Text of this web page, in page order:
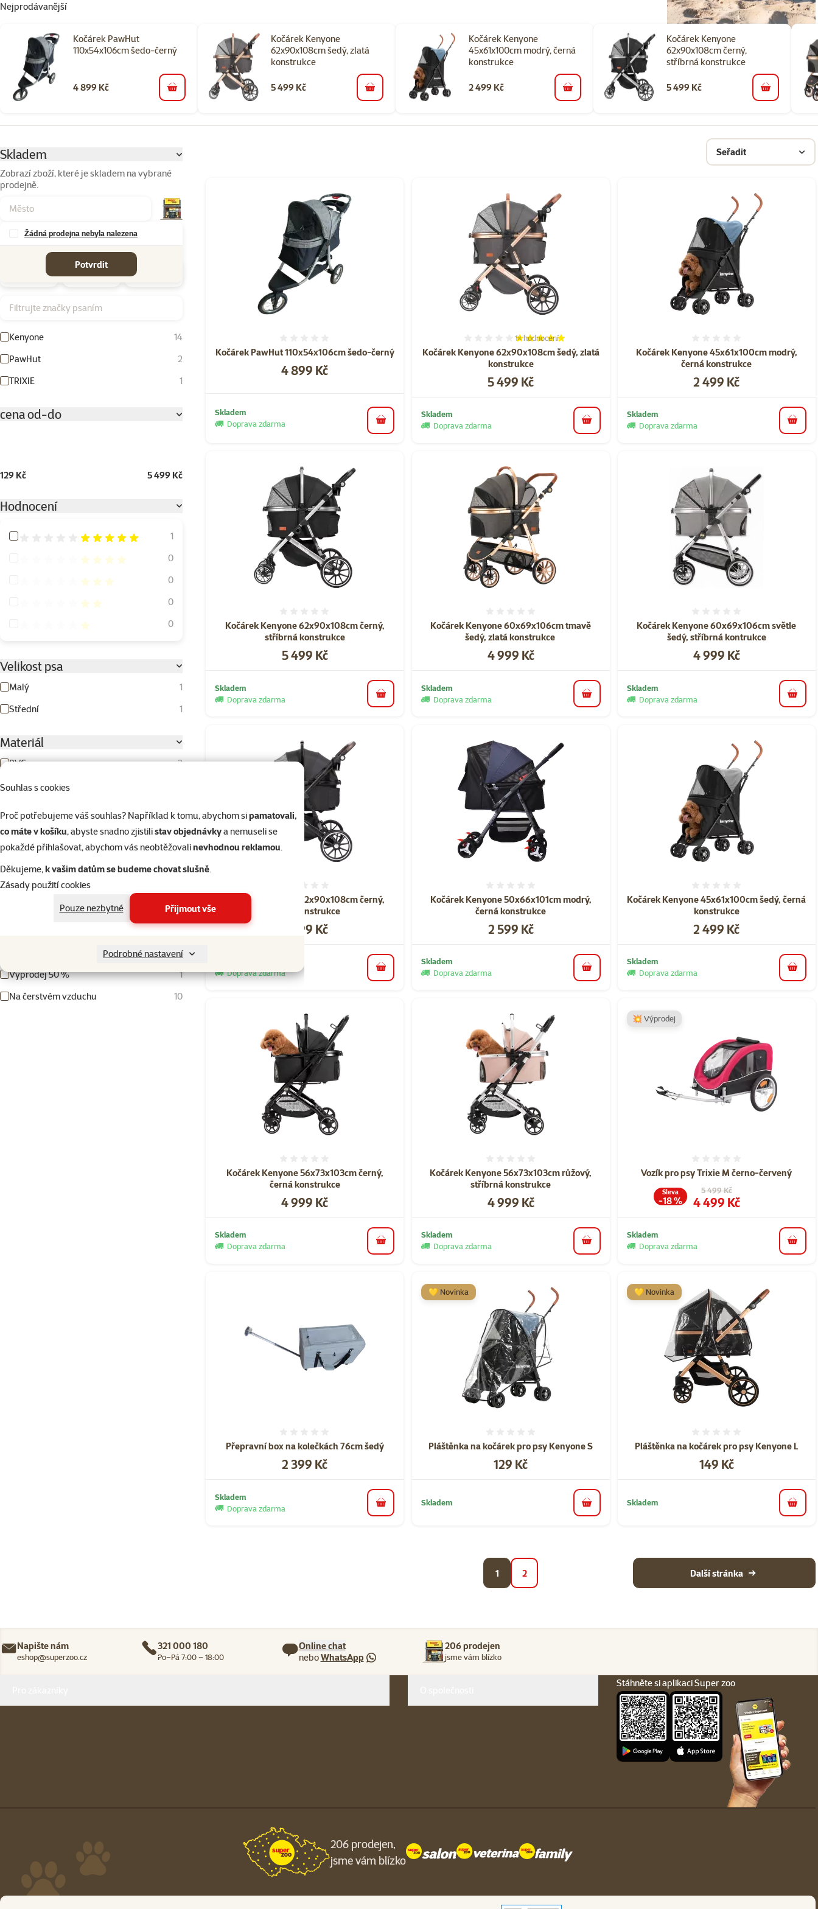
Souhlas s cookies
Proč potřebujeme váš souhlas? Například k tomu, abychom sipamatovali,
co máte v košíku, abyste snadno zjistilistav objednávkya nemuseli se
pokaždé přihlašovat, abychom vás neobtěžovalinevhodnou reklamou.
Děkujeme,k vašim datům se budeme chovat slušně.
Zásady použití cookies
Pouze nezbytné
Přijmout vše
Podrobné nastavení
Nejprodávanější
Kočárek PawHut
110x54x106cm šedo-černý
4 899 Kč do košíku
Kočárek Kenyone
62x90x108cm šedý, zlatá
konstrukce
5 499 Kč do košíku
Kočárek Kenyone
45x61x100cm modrý, černá
konstrukce​
2 499 Kč do košíku
Kočárek Kenyone
62x90x108cm černý,
stříbrná konstrukce
5 499 Kč do košíku
Skladem
Zobrazí zboží, které je skladem na vybrané
prodejně.
Žádná prodejna nebyla nalezena
Potvrdit
Filtrujte značky psaním
Kenyone
14
PawHut
2
TRIXIE
1
cena od-do
129 Kč 5 499 Kč
Hodnocení
Hodnocení 100%
1
Hodnocení 80%
0
Hodnocení 60%
0
Hodnocení 40%
0
Hodnocení 20%
0
Velikost psa
Malý
1
Střední
1
Materiál
PVC 2
Barva
ModráRůžováSvětle šedáTmavě modrá
Tmavě šedá
ČernáČerná/stříbrná
ČervenáŠedá
Nosnost
17
Výprodej 50 %
1
Na čerstvém vzduchu
10
Seřadit
Kočárek PawHut 110x54x106cm šedo-černý
Cena
4 899 Kč
Skladem
Doprava zdarma
do košíku
Kočárek Kenyone 62x90x108cm šedý, zlatá
konstrukce
Hodnocení 100%, počet hodnocení: 1
1×hodnocení
Cena
5 499 Kč
Skladem
Doprava zdarma
do košíku
Kočárek Kenyone 45x61x100cm modrý,
černá konstrukce​
Cena
2 499 Kč
Skladem
Doprava zdarma
do
Kočárek Kenyone 62x90x108cm černý,
stříbrná konstrukce
Cena
5 499 Kč
Skladem
Doprava zdarma
do košíku
Kočárek Kenyone 60x69x106cm tmavě
šedý, zlatá konstrukce ​
Cena
4 999 Kč
Skladem
Doprava zdarma
do košíku
Kočárek Kenyone 60x69x106cm světle
šedý, stříbrná kontrukce
Cena
4 999 Kč
Skladem
Doprava zdarma
do
Kočárek Kenyone 62x90x108cm černý,
černá konstrukce
Cena
5 499 Kč
Doprava zdarma
do košíku
Kočárek Kenyone 50x66x101cm modrý,
černá konstrukce​
Cena
2 599 Kč
Skladem
Doprava zdarma
do košíku
Kočárek Kenyone 45x61x100cm šedý, černá
konstrukce​
Cena
2 499 Kč
Skladem
Doprava zdarma
do
Kočárek Kenyone 56x73x103cm černý,
černá konstrukce​
Cena
4 999 Kč
Skladem
Doprava zdarma
do košíku
Kočárek Kenyone 56x73x103cm růžový,
stříbrná konstrukce
Cena
4 999 Kč
Skladem
Doprava zdarma
do košíku
Vozík pro psy Trixie M černo-červený
Původní cena
5 499 Kč
Cena
4 499 Kč
Sleva
-18 %
💥 Výprodej
Skladem
Doprava zdarma
do
Přepravní box na kolečkách 76cm šedý
Cena
2 399 Kč
Skladem
Doprava zdarma
do košíku
Pláštěnka na kočárek pro psy Kenyone S
Cena
129 Kč
💛 Novinka
Skladem do košíku
Pláštěnka na kočárek pro psy Kenyone L
Cena
149 Kč
💛 Novinka
Skladem do
1 2 Další stránka
Napište nám
eshop@superzoo.cz
321 000 180
Po–Pá 7:00 – 18:00
Online chat
neboWhatsApp
206 prodejen
jsme vám blízko
Stáhněte si aplikaci Super zoo
206 prodejen,
jsme vám blízko